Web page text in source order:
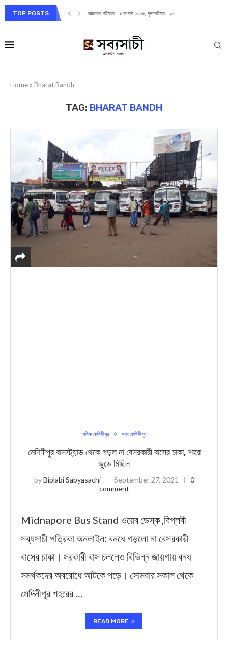
TOP POSTS আজকের পত্রিকা – ৬ আগস্ট ২০২৬, বৃহস্পতিবার– ২০...
Home » Bharat Bandh
TAG: BHARAT BANDH
পশ্চিম মেদিনীপুর শহর মেদিনীপুর
মেদিনীপুর বাসস্ট্যান্ড থেকে গড়ল না বেসরকারী বাসের চাকা, শহর
জুড়ে মিছিল
byBiplabi Sabyasachi September 27, 2021
0
comment
Midnapore Bus Stand ওয়েব ডেস্ক ,বিপ্লবী
সব্যসাচী পত্রিকা অনলাইন: বনধে গড়লো না বেসরকারী
বাসের চাকা। সরকারী বাস চললেও বিভিন্ন জায়গায় বনধ
সমর্থকদের অবরোধে আটকে পড়ে। সোমবার সকাল থেকে
মেদিনীপুর শহরের …
READ MORE